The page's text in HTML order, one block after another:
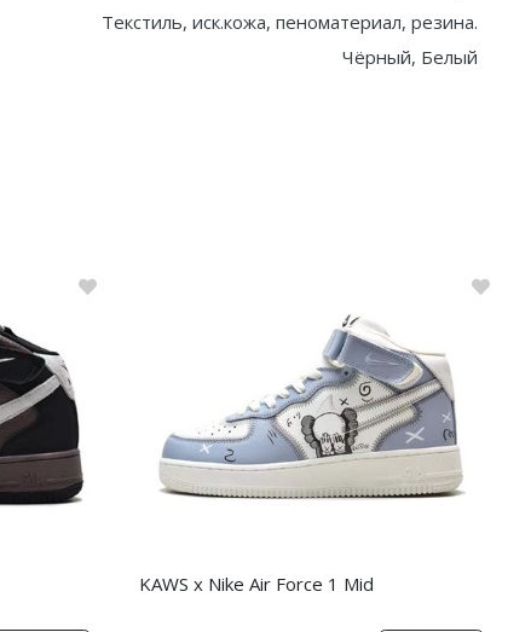
Текстиль, иск.кожа, пеноматериал, резина.
Чёрный, Белый
KAWS x Nike Air Force 1 Mid